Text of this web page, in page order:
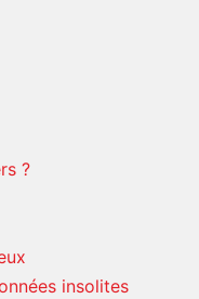
?
insolites